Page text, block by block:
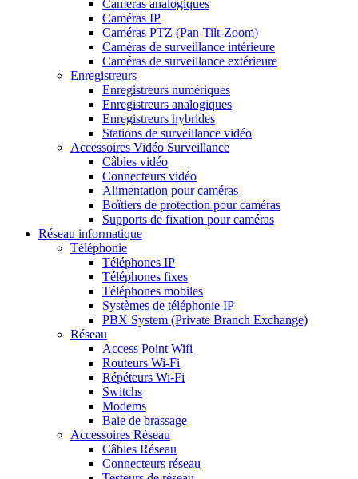
Caméras analogiques
Caméras IP
Caméras PTZ (Pan-Tilt-Zoom)
Caméras de surveillance intérieure
Caméras de surveillance extérieure
Enregistreurs
Enregistreurs numériques
Enregistreurs analogiques
Enregistreurs hybrides
Stations de surveillance vidéo
Accessoires Vidéo Surveillance
Câbles vidéo
Connecteurs vidéo
Alimentation pour caméras
Boîtiers de protection pour caméras
Supports de fixation pour caméras
Réseau informatique
Téléphonie
Téléphones IP
Téléphones fixes
Téléphones mobiles
Systèmes de téléphonie IP
PBX System (Private Branch Exchange)
Réseau
Access Point Wifi
Routeurs Wi-Fi
Répéteurs Wi-Fi
Switchs
Modems
Baie de brassage
Accessoires Réseau
Câbles Réseau
Connecteurs réseau